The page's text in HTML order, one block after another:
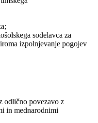
sodelavca za
izpolnjevanje pogojev
odlično povezavo z
in mednarodnimi